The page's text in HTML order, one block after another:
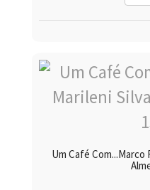
Um Café Com...Marco